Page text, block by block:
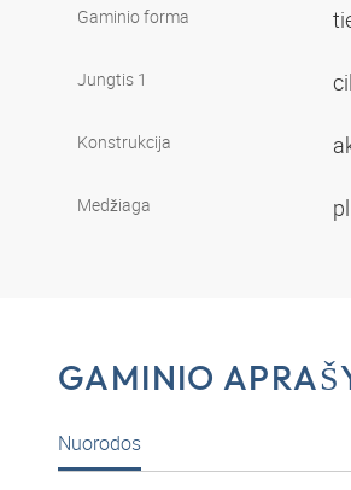
Gaminio forma
Jungtis 1
Konstrukcija
Medžiaga
GAMINIO
Nuorodos